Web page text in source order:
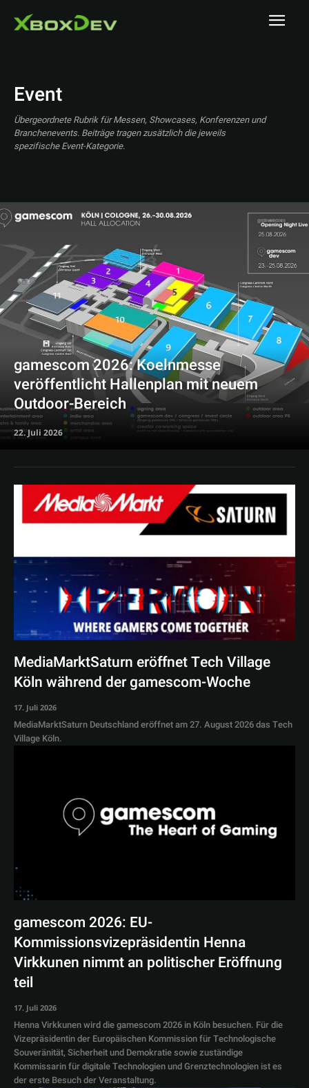
Event
Übergeordnete Rubrik für Messen, Showcases, Konferenzen und
Branchenevents. Beiträge tragen zusätzlich die jeweils
spezifische Event-Kategorie.
gamescom 2026: Koelnmesse
veröffentlicht Hallenplan mit neuem
Outdoor-Bereich
22. Juli 2026
MediaMarktSaturn eröffnet Tech Village
Köln während der gamescom-Woche
17. Juli 2026
MediaMarktSaturn Deutschland eröffnet am 27. August 2026 das Tech
Village Köln.
gamescom 2026: EU-
Kommissionsvizepräsidentin Henna
Virkkunen nimmt an politischer Eröffnung
teil
17. Juli 2026
Henna Virkkunen wird die gamescom 2026 in Köln besuchen. Für die
Vizepräsidentin der Europäischen Kommission für Technologische
Souveränität, Sicherheit und Demokratie sowie zuständige
Kommissarin für digitale Technologien und Grenztechnologien ist es
der erste Besuch der Veranstaltung.